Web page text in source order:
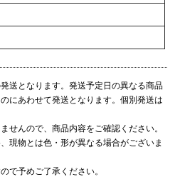
送となります。発送予定日の異なる商品
にあわせて発送となります。個別発送は
せんので、商品内容をご確認ください。
現物とは色・形が異なる場合がございま
で予めご了承ください。